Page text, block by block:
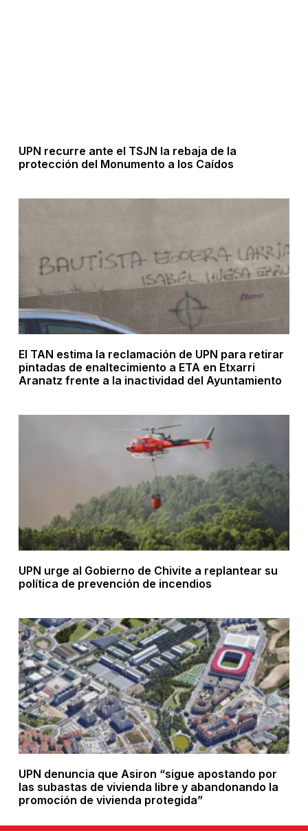
UPN recurre ante el TSJN la rebaja de la
protección del Monumento a los Caídos
El TAN estima la reclamación de UPN para retirar
pintadas de enaltecimiento a ETA en Etxarri
Aranatz frente a la inactividad del Ayuntamiento
UPN urge al Gobierno de Chivite a replantear su
política de prevención de incendios
UPN denuncia que Asiron “sigue apostando por
las subastas de vivienda libre y abandonando la
promoción de vivienda protegida”